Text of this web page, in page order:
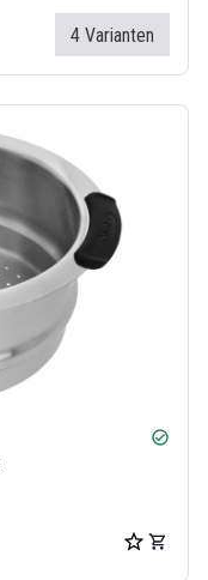
4 Varianten
check_circle